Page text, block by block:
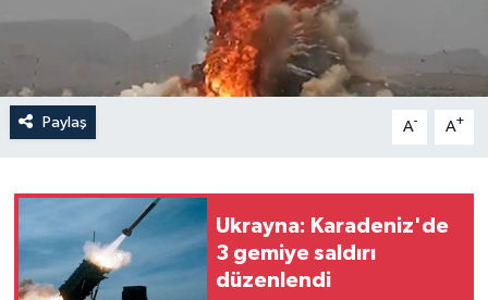
Paylaş A- A+
Ukrayna: Karadeniz'de
3 gemiye saldırı
düzenlendi
Eği̇ti̇m